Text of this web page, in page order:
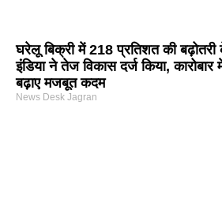
घरेलू बिक्री में 218 प्रतिशत की बढ़ोतरी
इंडिया ने तेज विकास दर्ज किया,
बढ़ाए मजबूत कदम
News Desk Jagran